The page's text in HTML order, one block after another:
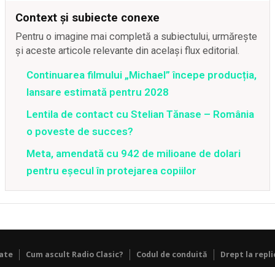
Context și subiecte conexe
Pentru o imagine mai completă a subiectului, urmărește
și aceste articole relevante din același flux editorial.
Continuarea filmului „Michael” începe producția,
lansare estimată pentru 2028
Lentila de contact cu Stelian Tănase – România
o poveste de succes?
Meta, amendată cu 942 de milioane de dolari
pentru eșecul în protejarea copiilor
Cum ascult Radio Clasic? Codul de conduită Drept la